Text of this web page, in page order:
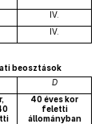
IV.
IV.
beosztások
D
40 éves kor
feletti
állományban